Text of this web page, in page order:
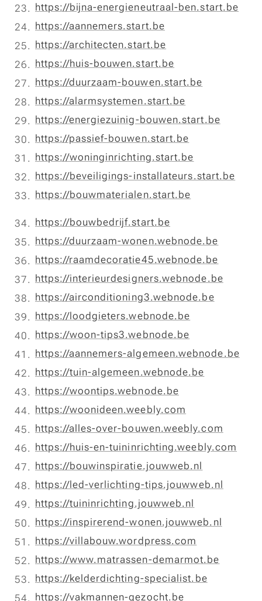
https://bijna-energieneutraal-ben.start.be
https://aannemers.start.be
https://architecten.start.be
https://huis-bouwen.start.be
https://duurzaam-bouwen.start.be
https://alarmsystemen.start.be
https://energiezuinig-bouwen.start.be
https://passief-bouwen.start.be
https://woninginrichting.start.be
https://beveiligings-installateurs.start.be
https://bouwmaterialen.start.be
https://bouwbedrijf.start.be
https://duurzaam-wonen.webnode.be
https://raamdecoratie45.webnode.be
https://interieurdesigners.webnode.be
https://airconditioning3.webnode.be
https://loodgieters.webnode.be
https://woon-tips3.webnode.be
https://aannemers-algemeen.webnode.be
https://tuin-algemeen.webnode.be
https://woontips.webnode.be
https://woonideen.weebly.com
https://alles-over-bouwen.weebly.com
https://huis-en-tuininrichting.weebly.com
https://bouwinspiratie.jouwweb.nl
https://led-verlichting-tips.jouwweb.nl
https://tuininrichting.jouwweb.nl
https://inspirerend-wonen.jouwweb.nl
https://villabouw.wordpress.com
https://www.matrassen-demarmot.be
https://kelderdichting-specialist.be
https://vakmannen-gezocht.be